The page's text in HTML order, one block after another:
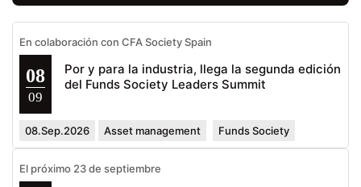
En colaboración con CFA Society Spain
08
09
Por y para la industria, llega la segunda edición
del Funds Society Leaders Summit
08.Sep.2026 Asset management Funds Society
El próximo 23 de septiembre